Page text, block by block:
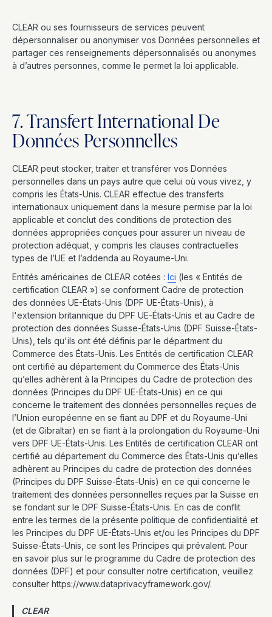
CLEAR ou ses fournisseurs de services peuvent
dépersonnaliser ou anonymiser vos Données personnelles et
partager ces renseignements dépersonnalisés ou anonymes
à d’autres personnes, comme le permet la loi applicable.
7. Transfert International De
Données Personnelles
CLEAR peut stocker, traiter et transférer vos Données
personnelles dans un pays autre que celui où vous vivez, y
compris les États-Unis. CLEAR effectue des transferts
internationaux uniquement dans la mesure permise par la loi
applicable et conclut des conditions de protection des
données appropriées conçues pour assurer un niveau de
protection adéquat, y compris les clauses contractuelles
types de l’UE et l’addenda au Royaume-Uni.
Entités américaines de CLEAR cotées : Ici (les « Entités de
certification CLEAR ») se conforment Cadre de protection
des données UE-États-Unis (DPF UE-États-Unis), à
l'extension britannique du DPF UE-États-Unis et au Cadre de
protection des données Suisse-États-Unis (DPF Suisse-États-
Unis), tels qu'ils ont été définis par le départment du
Commerce des États-Unis. Les Entités de certification CLEAR
ont certifié au département du Commerce des États-Unis
qu’elles adhèrent à la Principes du Cadre de protection des
données (Principes du DPF UE-États-Unis) en ce qui
concerne le traitement des données personnelles reçues de
l’Union européenne en se fiant au DPF et du Royaume-Uni
(et de Gibraltar) en se fiant à la prolongation du Royaume-Uni
vers DPF UE-États-Unis. Les Entités de certification CLEAR ont
certifié au département du Commerce des États-Unis qu’elles
adhèrent au Principes du cadre de protection des données
(Principes du DPF Suisse-États-Unis) en ce qui concerne le
traitement des données personnelles reçues par la Suisse en
se fondant sur le DPF Suisse-États-Unis. En cas de conflit
entre les termes de la présente politique de confidentialité et
les Principes du DPF UE-États-Unis et/ou les Principes du DPF
Suisse-États-Unis, ce sont les Principes qui prévalent. Pour
en savoir plus sur le programme du Cadre de protection des
données (DPF) et pour consulter notre certification, veuillez
consulter https://www.dataprivacyframework.gov/.
CLEAR